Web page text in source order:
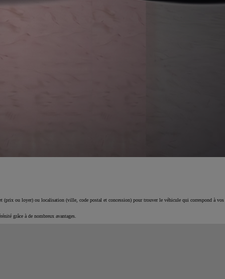
(prix ou loyer) ou localisation (ville, code postal et concession) pour trouver le véhicule qui correspond à vos
grâce à de nombreux avantages.